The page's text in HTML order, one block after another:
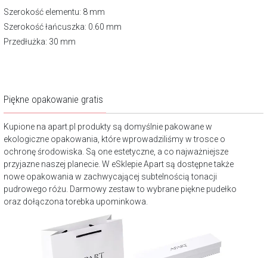
Szerokość elementu: 8 mm
Szerokość łańcuszka: 0.60 mm
Przedłużka: 30 mm
Piękne opakowanie gratis
Kupione na apart.pl produkty są domyślnie pakowane w
ekologiczne opakowania, które wprowadziliśmy w trosce o
ochronę środowiska. Są one estetyczne, a co najważniejsze
przyjazne naszej planecie. W eSklepie Apart są dostępne także
nowe opakowania w zachwycającej subtelnością tonacji
pudrowego różu. Darmowy zestaw to wybrane piękne pudełko
oraz dołączona torebka upominkowa.